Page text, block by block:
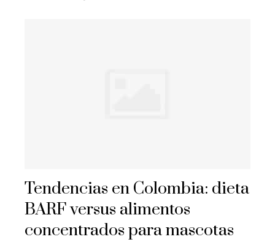
Tendencias en Colombia: dieta
BARF versus alimentos
concentrados para mascotas